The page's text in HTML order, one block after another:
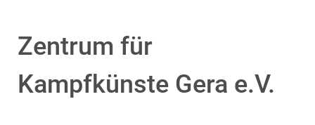
Zentrum für
Kampfkünste Gera e.V.